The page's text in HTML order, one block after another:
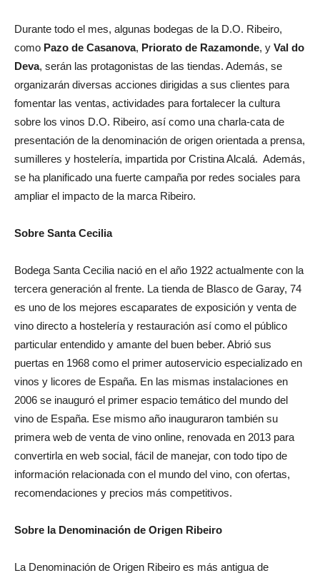
Durante todo el mes, algunas bodegas de la D.O. Ribeiro,
como Pazo de Casanova, Priorato de Razamonde, y Val do
Deva, serán las protagonistas de las tiendas. Además, se
organizarán diversas acciones dirigidas a sus clientes para
fomentar las ventas, actividades para fortalecer la cultura
sobre los vinos D.O. Ribeiro, así como una charla-cata de
presentación de la denominación de origen orientada a prensa,
sumilleres y hostelería, impartida por Cristina Alcalá. Además,
se ha planificado una fuerte campaña por redes sociales para
ampliar el impacto de la marca Ribeiro.
Sobre Santa Cecilia
Bodega Santa Cecilia nació en el año 1922 actualmente con la
tercera generación al frente. La tienda de Blasco de Garay, 74
es uno de los mejores escaparates de exposición y venta de
vino directo a hostelería y restauración así como el público
particular entendido y amante del buen beber. Abrió sus
puertas en 1968 como el primer autoservicio especializado en
vinos y licores de España. En las mismas instalaciones en
2006 se inauguró el primer espacio temático del mundo del
vino de España. Ese mismo año inauguraron también su
primera web de venta de vino online, renovada en 2013 para
convertirla en web social, fácil de manejar, con todo tipo de
información relacionada con el mundo del vino, con ofertas,
recomendaciones y precios más competitivos.
Sobre la Denominación de Origen Ribeiro
La Denominación de Origen Ribeiro es más antigua de